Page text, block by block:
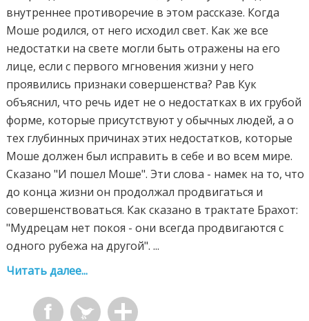
внутреннее противоречие в этом рассказе. Когда
Моше родился, от него исходил свет. Как же все
недостатки на свете могли быть отражены на его
лице, если с первого мгновения жизни у него
проявились признаки совершенства? Рав Кук
объяснил, что речь идет не о недостатках в их грубой
форме, которые присутствуют у обычных людей, а о
тех глубинных причинах этих недостатков, которые
Моше должен был исправить в себе и во всем мире.
Сказано "И пошел Моше". Эти слова - намек на то, что
до конца жизни он продолжал продвигаться и
совершенствоваться. Как сказано в трактате Брахот:
"Мудрецам нет покоя - они всегда продвигаются с
одного рубежа на другой". ...
Читать далее...